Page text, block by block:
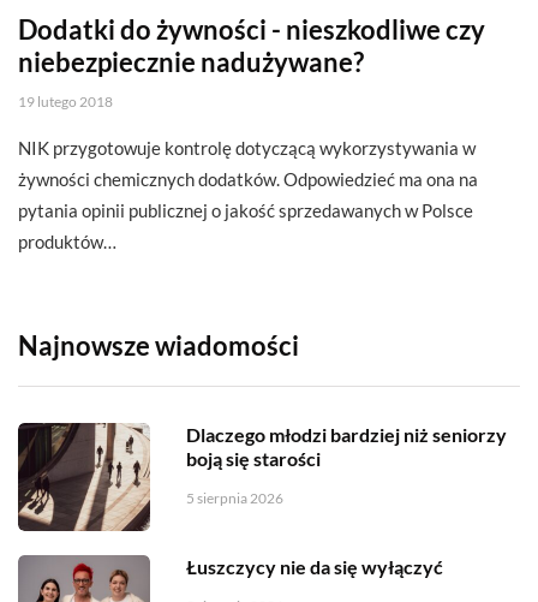
Dodatki do żywności - nieszkodliwe czy
niebezpiecznie nadużywane?
19 lutego 2018
NIK przygotowuje kontrolę dotyczącą wykorzystywania w
żywności chemicznych dodatków. Odpowiedzieć ma ona na
pytania opinii publicznej o jakość sprzedawanych w Polsce
produktów…
Najnowsze wiadomości
Dlaczego młodzi bardziej niż seniorzy
boją się starości
5 sierpnia 2026
Łuszczycy nie da się wyłączyć